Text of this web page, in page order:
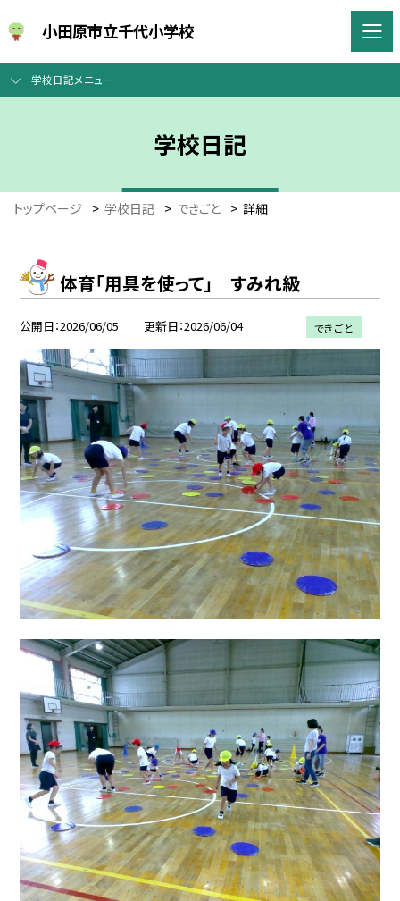
小田原市立千代小学校
学校日記メニュー
学校日記
トップページ > 学校日記 > できごと > 詳細
体育「用具を使って」 すみれ級
公開日 2026/06/05 更新日 2026/06/04 できごと